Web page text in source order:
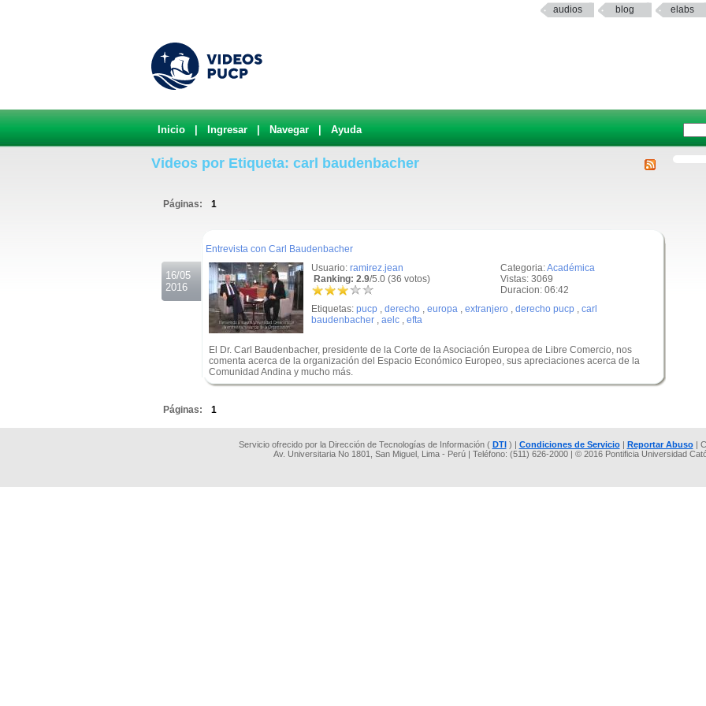
audios blog elabs
Inicio Ingresar Navegar Ayuda
Videos por Etiqueta: carl baudenbacher
Páginas: 1
16/05
2016
Entrevista con Carl Baudenbacher
Categoria:Académica
Vistas: 3069
Duracion: 06:42
Usuario: ramirez.jean
Ranking: 2.9/5.0 (36 votos)
Etiquetas: pucp , derecho , europa , extranjero , derecho pucp , carl
baudenbacher , aelc , efta
El Dr. Carl Baudenbacher, presidente de la Corte de la Asociación Europea de Libre Comercio, nos
comenta acerca de la organización del Espacio Económico Europeo, sus apreciaciones acerca de la
Comunidad Andina y mucho más.
Páginas: 1
Servicio ofrecido por la Dirección de Tecnologías de Información ( DTI) | Condiciones de Servicio| Reportar Abuso|
Av. Universitaria No 1801, San Miguel, Lima - Perú | Teléfono: (511) 626-2000 | © 2016 Pontificia Universidad